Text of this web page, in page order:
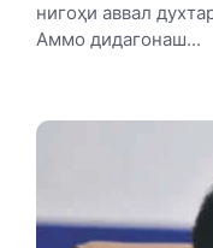
нигоҳи аввал
Аммо дидагонаш...